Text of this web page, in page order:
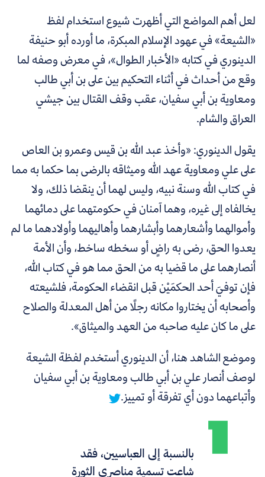
لعل أهم المواضع التي أظهرت شيوع استخدام لفظ
«الشيعة» في عهود الإسلام المبكرة، ما أورده أبو حنيفة
الدينوري في كتابه «الأخبار الطوال»، في معرض وصفه لما
وقع من أحداث في أثناء التحكيم بين على بن أبي طالب
ومعاوية بن أبي سفيان، عقب وقف القتال بين جيشي
العراق والشام.
يقول الدينوري: «وأخذ عبد الله بن قيس وعمرو بن العاص
على علي ومعاوية عهد الله وميثاقه بالرضى بما حكما به مما
في كتاب الله وسنة نبيه، وليس لهما أن ينقضا ذلك، ولا
يخالفاه إلى غيره، وهما آمنان في حكومتهما على دمائهما
وأموالهما وأشعارهما وأبشارهما وأهاليهما وأولادهما ما لم
يعدوا الحق، رضى به راضٍ أو سخطه ساخط، وأن الأمة
أنصارهما على ما قضيا به من الحق مما هو في كتاب الله،
فإن توفيَ أحد الحكمَيْن قبل انقضاء الحكومة، فلشيعته
وأصحابه أن يختاروا مكانه رجلًا من أهل المعدلة والصلاح
على ما كان عليه صاحبه من العهد والميثاق».
وموضع الشاهد هنا،أن الدينوري أستخدم لفظة الشيعة
لوصف أنصار علي بن أبي طالب ومعاوية بن أبي سفيان
وأتباعهما دون أي تفرقة أو تمييز.
بالنسبة إلى العباسيين، فقد
شاعت تسمية مناصري الثورة